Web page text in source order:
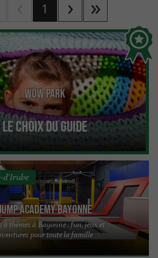
1
Wow Park
Le Choix du Guide
Academy Bayonne
à thèmes à Bayonne : fun, jeux et
pour toute la famille
d'Irube